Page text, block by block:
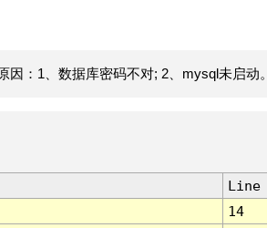
：1、数据库密码不对; 2、mysql未启动。
Line
14